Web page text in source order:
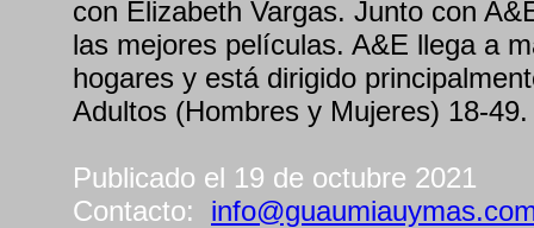
con Elizabeth Vargas. Junto con
las mejores películas. A&E llega a
hogares y está dirigido
Adultos (Hombres y Mujeres) 18-49.
Publicado el 19 de octubre 2021
Contacto: